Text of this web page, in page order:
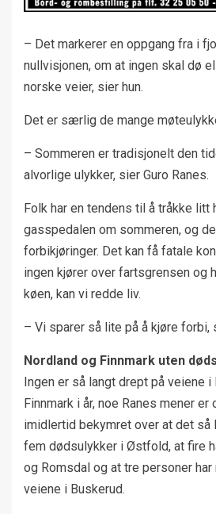
– Det markerer en oppgang fra i
nullvisjonen, om at ingen skal dø
norske veier, sier hun.
Det er særlig de mange
– Sommeren er tradisjonelt den
alvorlige ulykker, sier Guro Ranes.
Folk har en tendens til å tråkke litt
gasspedalen om sommeren, og
forbikjøringer. Det kan få fatale
ingen kjører over fartsgrensen og
køen, kan vi redde liv.
– Vi sparer så lite på å kjøre forbi,
Nordland og Finnmark uten
Ingen er så langt drept på veiene i
Finnmark i år, noe Ranes mener
imidlertid bekymret over at det så
fem dødsulykker i Østfold, at fire
og Romsdal og at tre personer
veiene i Buskerud.